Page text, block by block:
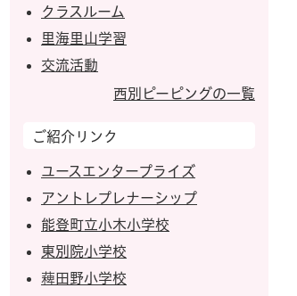
クラスルーム
里海里山学習
交流活動
西別ピーピングの一覧
ご紹介リンク
ユースエンタープライズ
アントレプレナーシップ
能登町立小木小学校
東別院小学校
薭田野小学校